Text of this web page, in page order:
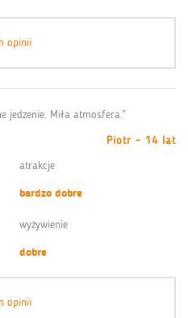
opinii
jedzenie. Miła atmosfera.”
Piotr - 14 lat
atrakcje
bardzo dobre
wyżywienie
dobre
opinii